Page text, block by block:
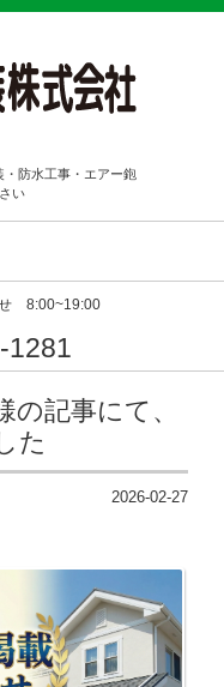
防水工事・エアー鉋
い
せ 8:00~19:00
1281
の記事にて、
た
2026-02-27